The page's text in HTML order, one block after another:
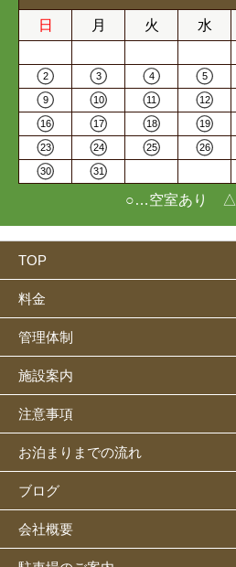
日 月 火 水
2 3 4 5
9 10 11 12
16 17 18 19
23 24 25 26
30 31
○…空室あり
TOP
料金
管理体制
施設案内
注意事項
お泊まりまでの流れ
ブログ
会社概要